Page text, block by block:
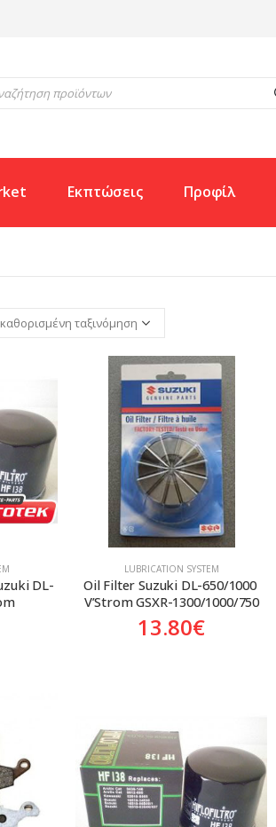
Εκπτώσεις Προφίλ
DL-
LUBRICATION SYSTEM
Oil Filter Suzuki DL-650/1000
V’Strom GSXR-1300/1000/750
13.80€